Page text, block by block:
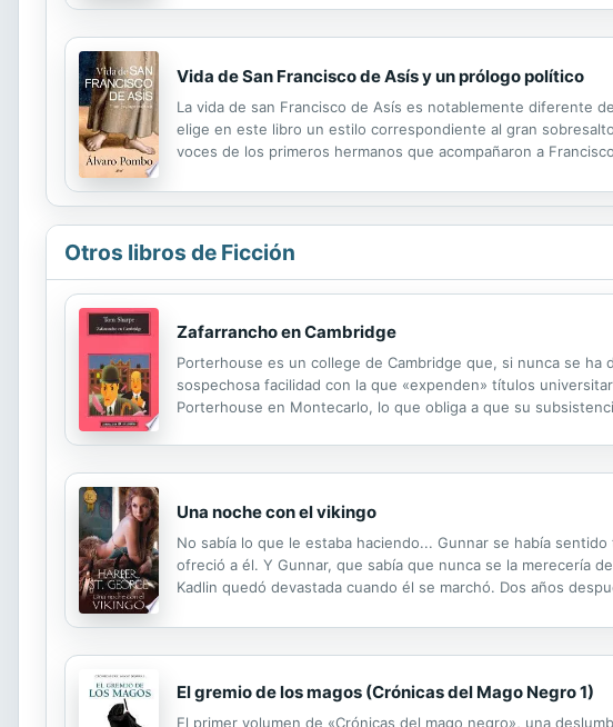
Vida de San Francisco de Asís y un prólogo político
La vida de san Francisco de Asís es notablemente diferente
elige en este libro un estilo correspondiente al gran
voces de los primeros hermanos que acompañaron a
Otros libros de Ficción
Zafarrancho en Cambridge
Porterhouse es un college de Cambridge que, si nunca se
sospechosa facilidad con la que «expenden» títulos
Porterhouse en Montecarlo, lo que obliga a que su
Una noche con el vikingo
No sabía lo que le estaba haciendo... Gunnar se había
ofreció a él. Y Gunnar, que sabía que nunca se la merecería
Kadlin quedó devastada cuando él se marchó. Dos años
El gremio de los magos (Crónicas del Mago Negro 1)
El primer volumen de «Crónicas del mago negro», una